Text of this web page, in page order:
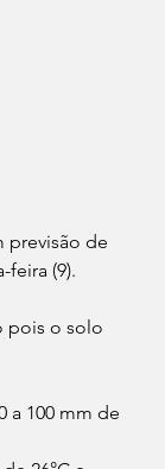
previsão de
feira (9).
pois o solo
a 100 mm de